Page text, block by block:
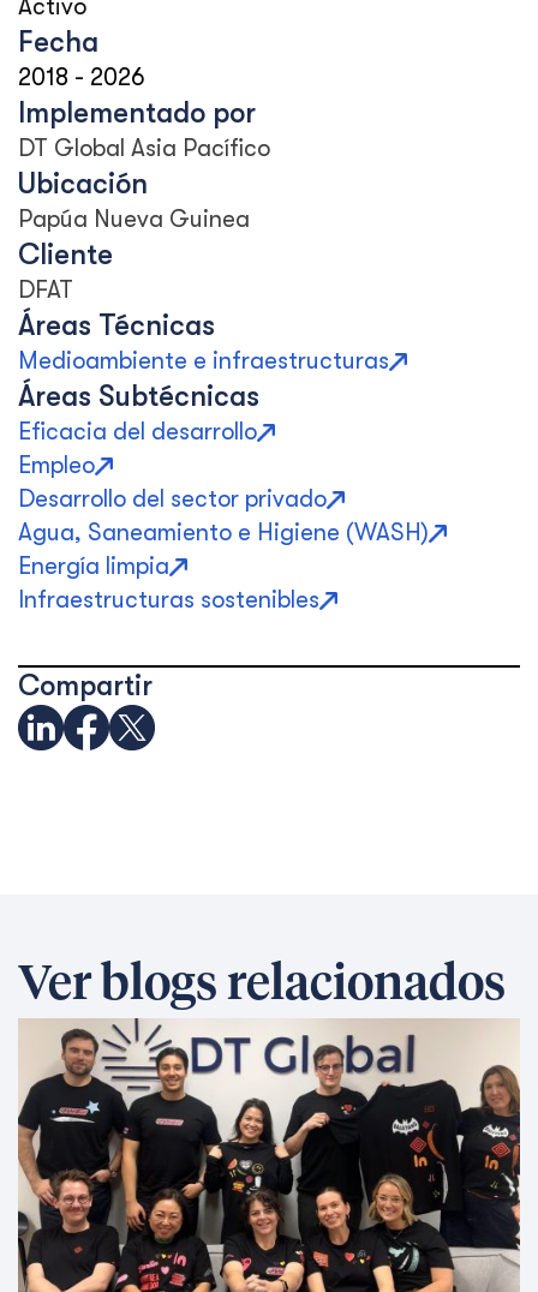
Activo
Fecha
2018 - 2026
Implementado por
DT Global Asia Pacífico
Ubicación
Papúa Nueva Guinea
Cliente
DFAT
Áreas Técnicas
Medioambiente e infraestructuras
Áreas Subtécnicas
Eficacia del desarrollo
Empleo
Desarrollo del sector privado
Agua, Saneamiento e Higiene (WASH)
Energía limpia
Infraestructuras sostenibles
Compartir
Ver blogs relacionados